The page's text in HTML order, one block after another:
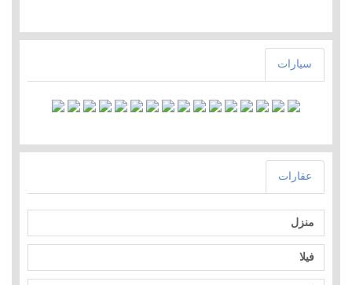
سيارات
عقارات
منزل
فيلا